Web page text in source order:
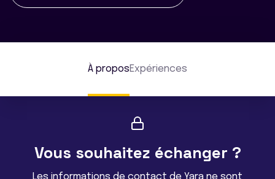
À proposExpériences
Vous souhaitez échanger ?
Les informations de contact de Yara ne sont